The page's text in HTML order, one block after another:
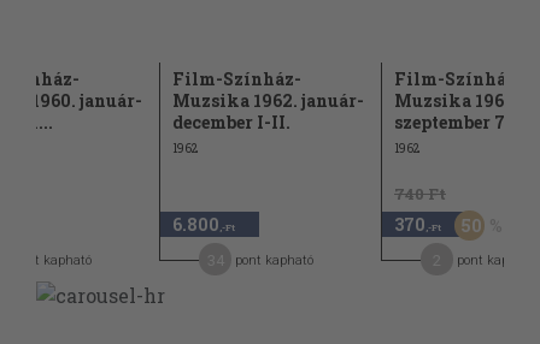
1960. január-
(fél...
pont kapható
Film-Színház-
Muzsika 1962. január-
december I-II.
1962
6.800 ,-Ft
pont kapható
Film-Színház-
Muzsika 1962.
szeptember 7.
1962
740 Ft
370 ,-Ft 50
pont kapható